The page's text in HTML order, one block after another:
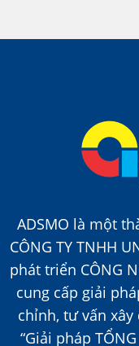
ADSMO là một
CÔNG TY TNHH
phát triển CÔNG
cung cấp giải
chỉnh, tư vấn
“Giải pháp